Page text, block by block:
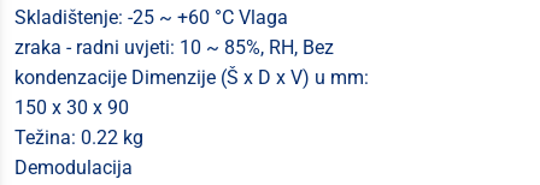
Skladištenje: -25 ~ +60 °C Vlaga
zraka - radni uvjeti: 10 ~ 85%, RH, Bez
kondenzacije Dimenzije (Š x D x V) u mm:
150 x 30 x 90
Težina: 0.22 kg
Demodulacija